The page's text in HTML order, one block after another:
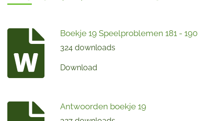
Boekje 19 Speelproblemen 181 - 190
324 downloads
Download
Antwoorden boekje 19